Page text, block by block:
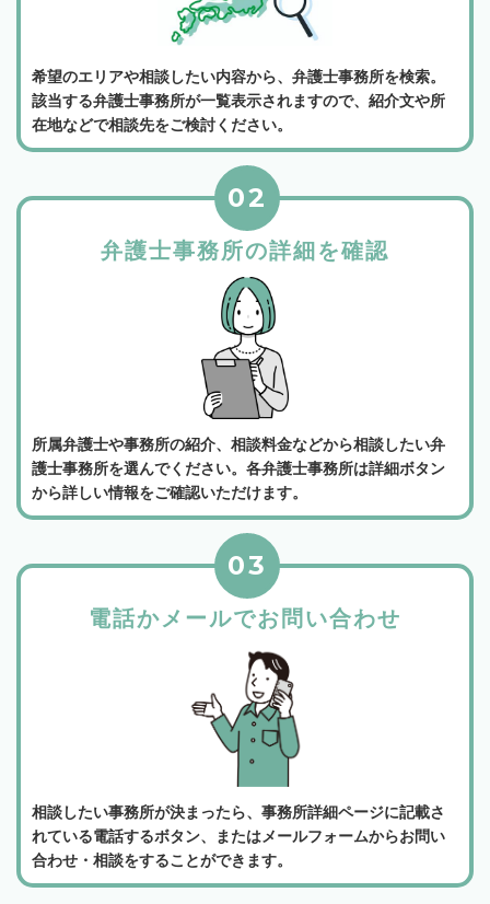
希望のエリアや相談したい内容から、弁護士事務所を検索。
該当する弁護士事務所が一覧表示されますので、紹介文や所
在地などで相談先をご検討ください。
弁護士事務所の詳細を確認
02
所属弁護士や事務所の紹介、相談料金などから相談したい弁
護士事務所を選んでください。各弁護士事務所は詳細ボタン
から詳しい情報をご確認いただけます。
電話かメールでお問い合わせ
03
相談したい事務所が決まったら、事務所詳細ページに記載さ
れている電話するボタン、またはメールフォームからお問い
合わせ・相談をすることができます。